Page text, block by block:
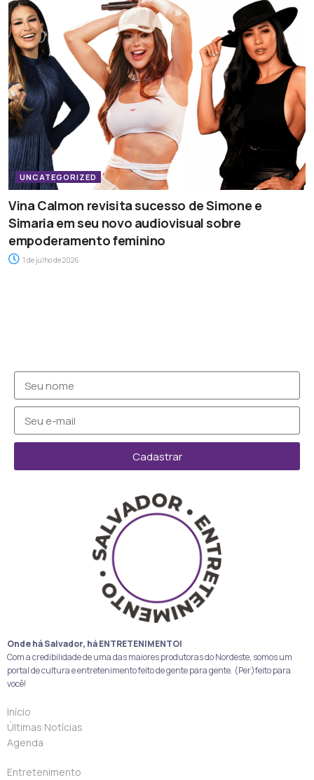
UNCATEGORIZED
Vina Calmon revisita sucesso de Simone e
Simaria em seu novo audiovisual sobre
empoderamento feminino
1 de julho de 2026
Cadastrar
Onde há Salvador, há ENTRETENIMENTO!
Com a credibilidade de uma das maiores produtoras do Nordeste, somos um
portal de cultura e entretenimento feito de gente para gente. (Per)feito para
você!
Início
Últimas Notícias
Agenda
Entretenimento